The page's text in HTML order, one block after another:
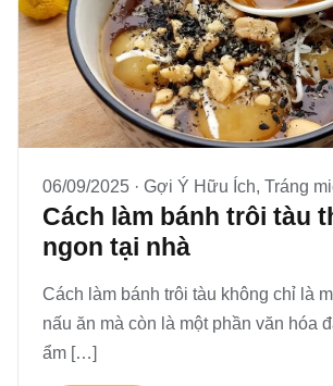
06/09/2025 · Gợi Ý Hữu Ích, Tráng
Cách làm bánh trôi tàu
ngon tại nhà
Cách làm bánh trôi tàu không chỉ là
nấu ăn mà còn là một phần văn hóa
ẩm […]